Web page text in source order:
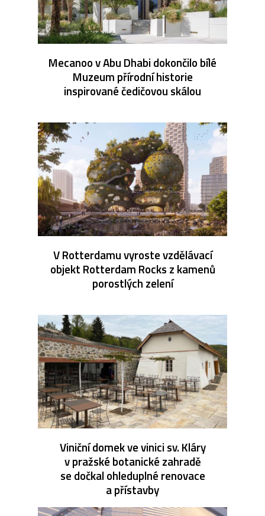
Mecanoo v Abu Dhabi dokončilo bílé
Muzeum přírodní historie
inspirované čedičovou skálou
V Rotterdamu vyroste vzdělávací
objekt Rotterdam Rocks z kamenů
porostlých zelení
Viniční domek ve vinici sv. Kláry
v pražské botanické zahradě
se dočkal ohleduplné renovace
a přístavby